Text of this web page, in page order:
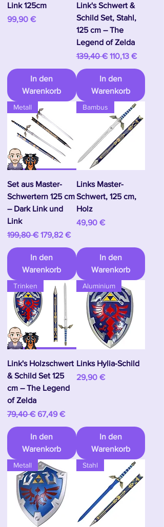
Link 125cm
Preis
99,90 €
In den
Warenkorb
Link's Schwert &
Schild Set, Stahl,
125 cm – The
Legend of Zelda
Standardpreis
139,40 € Sale-Preis
110,13 €
In den
Warenkorb
Metall
Set aus Master-
Schwertern 125 cm
– Dark Link und
Link
Standardpreis
199,80 € Sale-Preis
179,82 €
In den
Warenkorb
Bambus
Links Master-
Schwert, 125 cm,
Holz
Preis
49,90 €
In den
Warenkorb
Trinken
Link's Holzschwert
& Schild Set 125
cm – The Legend
of Zelda
Standardpreis
79,40 € Sale-Preis
67,49 €
In den
Warenkorb
Aluminium
Links Hylia-Schild
Preis
29,90 €
In den
Warenkorb
Metall Stahl